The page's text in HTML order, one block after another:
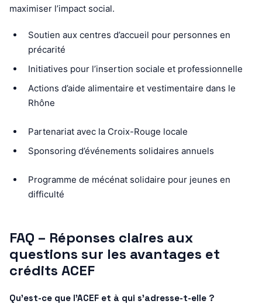
maximiser l’impact social.
Soutien aux centres d’accueil pour personnes en
précarité
Initiatives pour l’insertion sociale et professionnelle
Actions d’aide alimentaire et vestimentaire dans le
Rhône
Partenariat avec la Croix-Rouge locale
Sponsoring d’événements solidaires annuels
Programme de mécénat solidaire pour jeunes en
difficulté
FAQ – Réponses claires aux
questions sur les avantages et
crédits ACEF
Qu’est-ce que l’ACEF et à qui s’adresse-t-elle ?